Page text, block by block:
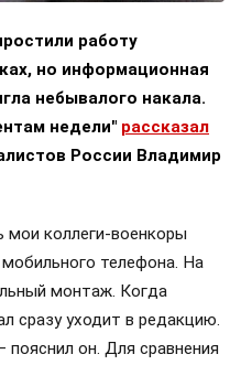
работу
но информационная
небывалого накала.
недели" рассказал
России Владимир
мои коллеги-военкоры
телефона. На
монтаж. Когда
сразу уходит в редакцию.
он. Для сравнения